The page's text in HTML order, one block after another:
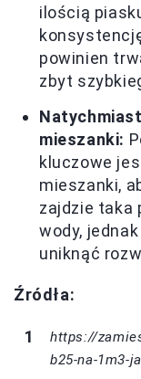
ilością
powinien
zbyt
mieszanki:
kluczowe
mieszanki,
zajdzie taka
wody,
uniknąć
Źródła:
https://
b25-na-1m3-